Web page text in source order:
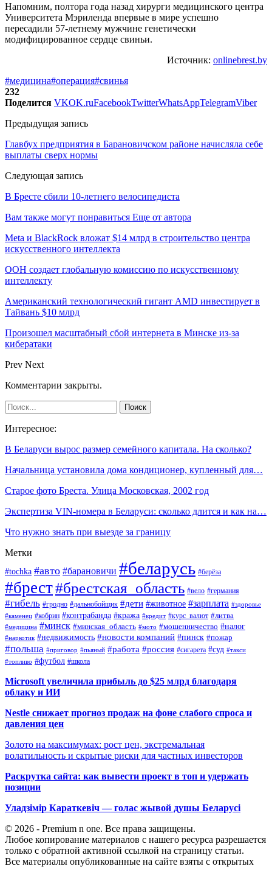
Напомним, полтора года назад хирурги медицинского центра
Университета Мэриленда впервые в мире успешно
пересадили 57-летнему мужчине генетически
модифицированное сердце свиньи.
Источник: onlinebrest.by
#медицина#операция#свинья
232
Поделится VKOK.ruFacebookTwitterWhatsAppTelegramViber
Предыдущая запись
Главбух предприятия в Барановичском районе начисляла себе
выплаты сверх нормы
Следующая запись
В Бресте сбили 10-летнего велосипедиста
Вам также могут понравиться Еще от автора
Meta и BlackRock вложат $14 млрд в строительство центра
искусственного интеллекта
ООН создает глобальную комиссию по искусственному
интеллекту
Американский технологический гигант AMD инвестирует в
Тайвань $10 млрд
Произошел масштабный сбой интернета в Минске из-за
кибератаки
Prev Next
Комментарии закрыты.
Интересное:
В Беларуси вырос размер семейного капитала. На сколько?
Начальница установила дома кондиционер, купленный для…
Старое фото Бреста. Улица Московская, 2002 год
Экспертиза VIN-номера в Беларуси: сколько длится и как на…
Что нужно знать при выезде за границу
Метки
#tochka #авто #барановичи #беларусь #берёза
#брест#брестская_область #вело #германия
#гибель #гродно #дальнобойщик #дети #животное #зарплата #здоровье
#каменец #кобрин #контрабанда #кража #кредит #курс_валют #литва
#медицина #минск #минская_область #мото #мошенничество #налог
#наркотик #недвижимость #новости компаний #пинск #пожар
#польша #приговор #пьяный #работа #россия #сигарета #суд #такси
#топливо #футбол #школа
Microsoft увеличила прибыль до $25 млрд благодаря
облаку и ИИ
Nestle снижает прогноз продаж на фоне слабого спроса и
давления цен
Золото на максимумах: рост цен, экстремальная
волатильность и скрытые риски для частных инвесторов
Раскрутка сайта: как вывести проект в топ и удержать
позиции
Уладзімір Караткевіч — голас жывой душы Беларусі
© 2026 - Premium n one. Все права защищены.
Любое копирование материалов с нашего ресурса разрешается
только с обратной активной ссылкой на страницу статьи.
Все материалы опубликованные на сайте взяты с открытых